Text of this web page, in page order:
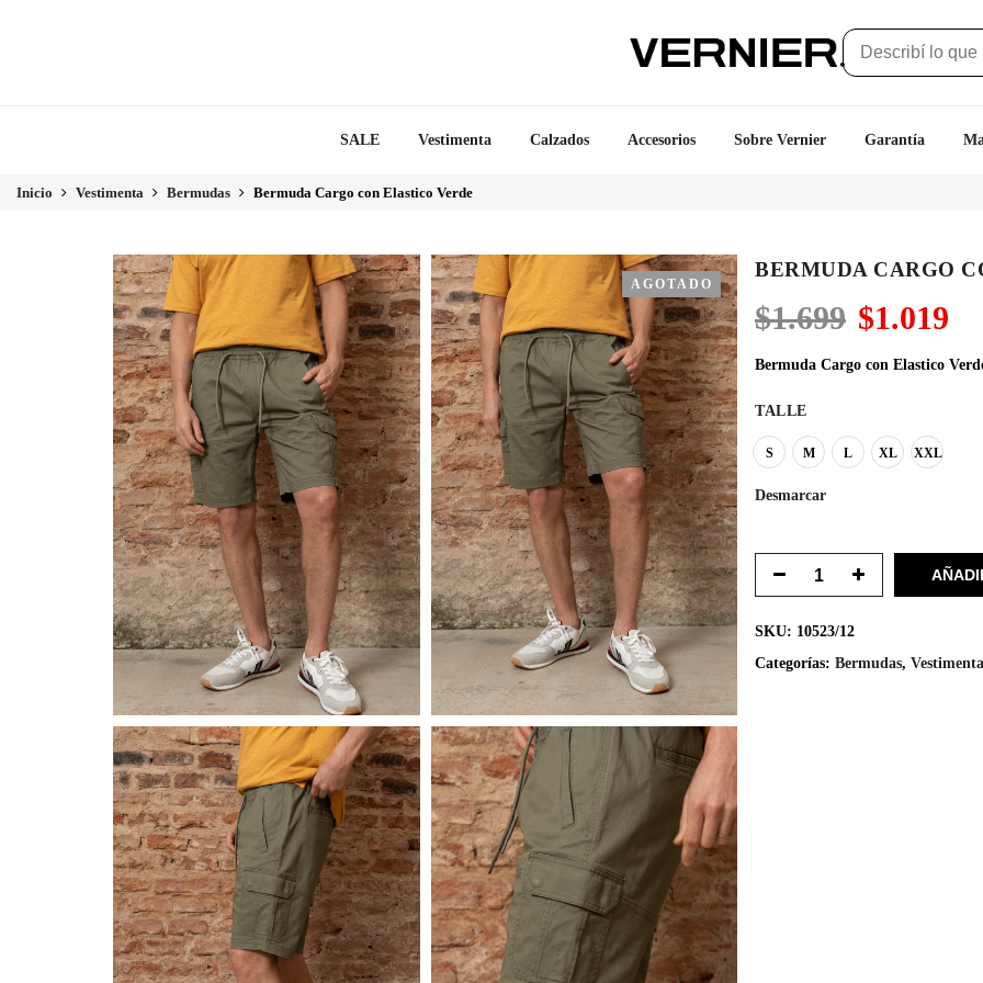
SALE Vestimenta Calzados Accesorios Sobre Vernier Garantía
Inicio Vestimenta Bermudas Bermuda Cargo con Elastico Verde
AGOTADO
BERMUDA CARGO
$1.699 El
precio
original
$1.019
Bermuda Cargo con Elastico
TALLE
S M L XL XXL
Desmarcar
SKU: 10523/12
Categorías: Bermudas, Vestimenta